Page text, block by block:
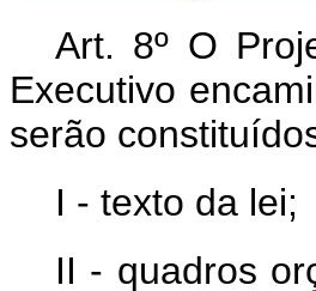
Art. 8º O
Executivo
serão
I - texto da lei;
II - quadros